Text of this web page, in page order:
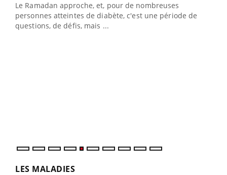
Le Ramadan approche, et, pour de nombreuses
personnes atteintes de diabète, c'est une période de
questions, de défis, mais ...
LES MALADIES